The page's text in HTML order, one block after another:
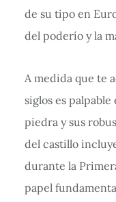
de su tipo en
del poderío y la
A medida que te
siglos es
piedra y sus
del castillo
durante la
papel